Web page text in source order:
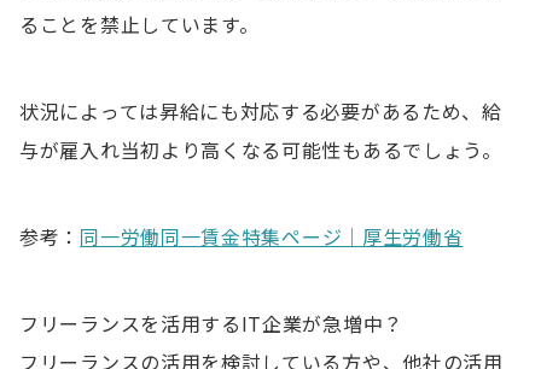
ることを禁止しています。
状況によっては昇給にも対応する必要があるため、給
与が雇入れ当初より高くなる可能性もあるでしょう。
参考： 同一労働同一賃金特集ページ｜厚生労働省
フリーランスを活用するIT企業が急増中？
フリーランスの活用を検討している方や、他社の活用